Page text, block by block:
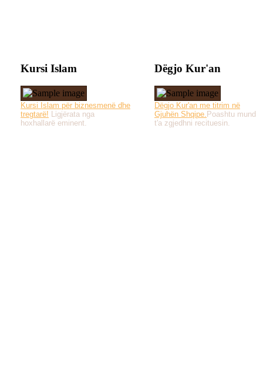
Kursi Islam
Kursi Islam për biznesmenë dhe
tregtarë! Ligjërata nga
hoxhallarë eminent.
Dëgjo Kur'an
Dëgjo Kur'an me titrim në
Gjuhën Shqipe. Poashtu mund
t'a zgjedhni recituesin.